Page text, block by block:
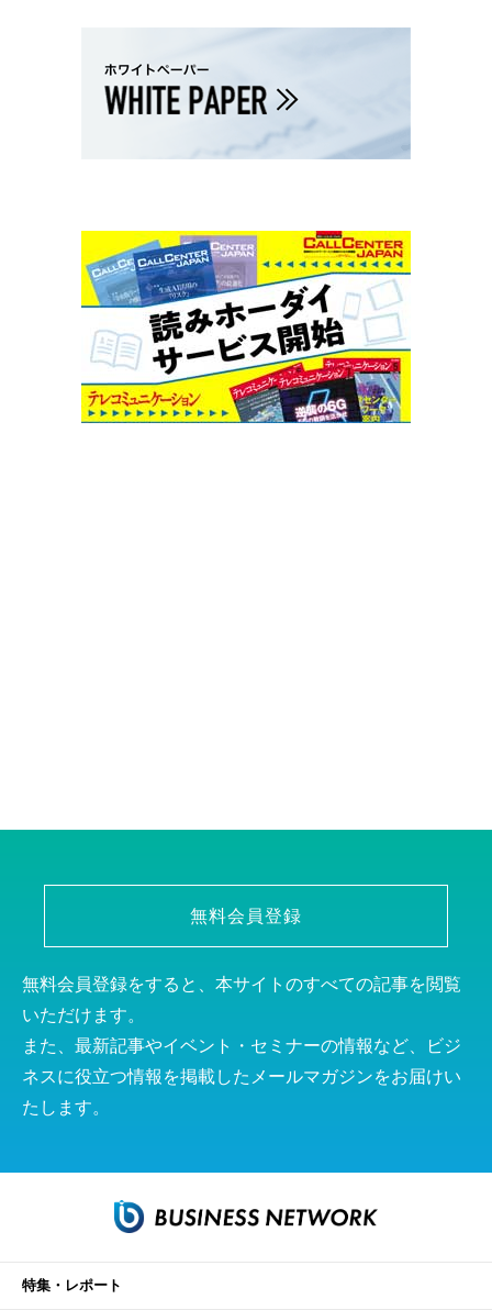
無料会員登録
無料会員登録をすると、本サイトのすべての記事を閲覧
いただけます。
また、最新記事やイベント・セミナーの情報など、ビジ
ネスに役立つ情報を掲載したメールマガジンをお届けい
たします。
特集・レポート